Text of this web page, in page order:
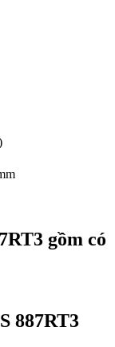
gồm có
887RT3